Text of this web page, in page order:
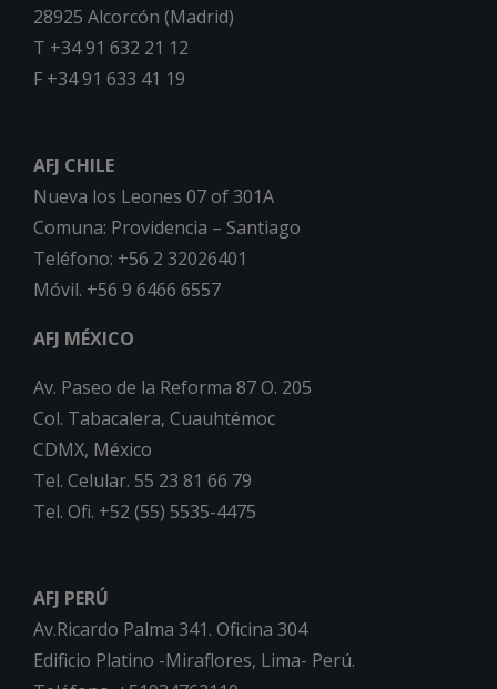
28925 Alcorcón (Madrid)
T +34 91 632 21 12
F +34 91 633 41 19
AFJ CHILE
Nueva los Leones 07 of 301A
Comuna: Providencia – Santiago
Teléfono: +56 2 32026401
Móvil. +56 9 6466 6557
AFJ MÉXICO
Av. Paseo de la Reforma 87 O. 205
Col. Tabacalera, Cuauhtémoc
CDMX, México
Tel. Celular. 55 23 81 66 79
Tel. Ofi. +52 (55) 5535-4475
AFJ PERÚ
Av.Ricardo Palma 341. Oficina 304
Edificio Platino -Miraflores, Lima- Perú.